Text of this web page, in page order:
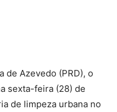
de Azevedo (PRD), o
sexta-feira (28) de
de limpeza urbana no